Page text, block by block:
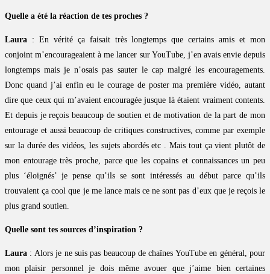
Quelle a été la réaction de tes proches ?
Laura : En vérité ça faisait très longtemps que certains amis et mon
conjoint m’encourageaient à me lancer sur YouTube, j’en avais envie depuis
longtemps mais je n’osais pas sauter le cap malgré les encouragements.
Donc quand j’ai enfin eu le courage de poster ma première vidéo, autant
dire que ceux qui m’avaient encouragée jusque là étaient vraiment contents.
Et depuis je reçois beaucoup de soutien et de motivation de la part de mon
entourage et aussi beaucoup de critiques constructives, comme par exemple
sur la durée des vidéos, les sujets abordés etc . Mais tout ça vient plutôt de
mon entourage très proche, parce que les copains et connaissances un peu
plus ‘éloignés’ je pense qu’ils se sont intéressés au début parce qu’ils
trouvaient ça cool que je me lance mais ce ne sont pas d’eux que je reçois le
plus grand soutien.
Quelle sont tes sources d’inspiration ?
Laura : Alors je ne suis pas beaucoup de chaînes YouTube en général, pour
mon plaisir personnel je dois même avouer que j’aime bien certaines